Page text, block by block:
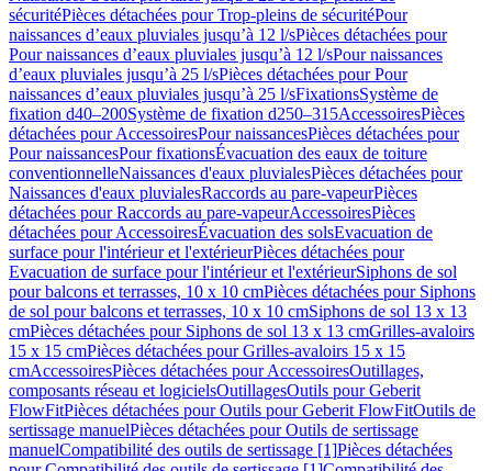
sécuritéPièces détachées pour Trop-pleins de sécuritéPour
naissances d’eaux pluviales jusqu’à 12 l/sPièces détachées pour
Pour naissances d’eaux pluviales jusqu’à 12 l/sPour naissances
d’eaux pluviales jusqu’à 25 l/sPièces détachées pour Pour
naissances d’eaux pluviales jusqu’à 25 l/sFixationsSystème de
fixation d40–200Système de fixation d250–315AccessoiresPièces
détachées pour AccessoiresPour naissancesPièces détachées pour
Pour naissancesPour fixationsÉvacuation des eaux de toiture
conventionnelleNaissances d'eaux pluvialesPièces détachées pour
Naissances d'eaux pluvialesRaccords au pare-vapeurPièces
détachées pour Raccords au pare-vapeurAccessoiresPièces
détachées pour AccessoiresÉvacuation des solsEvacuation de
surface pour l'intérieur et l'extérieurPièces détachées pour
Evacuation de surface pour l'intérieur et l'extérieurSiphons de sol
pour balcons et terrasses, 10 x 10 cmPièces détachées pour Siphons
de sol pour balcons et terrasses, 10 x 10 cmSiphons de sol 13 x 13
cmPièces détachées pour Siphons de sol 13 x 13 cmGrilles-avaloirs
15 x 15 cmPièces détachées pour Grilles-avaloirs 15 x 15
cmAccessoiresPièces détachées pour AccessoiresOutillages,
composants réseau et logicielsOutillagesOutils pour Geberit
FlowFitPièces détachées pour Outils pour Geberit FlowFitOutils de
sertissage manuelPièces détachées pour Outils de sertissage
manuelCompatibilité des outils de sertissage [1]Pièces détachées